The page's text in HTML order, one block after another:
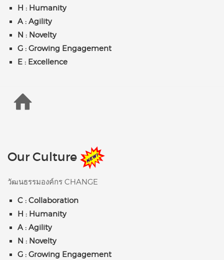
H : Humanity
A : Agility
N : Novelty
G : Growing Engagement
E : Excellence
Our Culture
วัฒนธรรมองค์กร CHANGE
C : Collaboration
H : Humanity
A : Agility
N : Novelty
G : Growing Engagement